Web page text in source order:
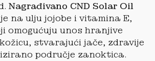
Nagrađivano CND Solar Oil
na ulju jojobe i vitamina E,
omogućuju unos hranjive
stvarajući jače, zdravije
područje zanoktica.